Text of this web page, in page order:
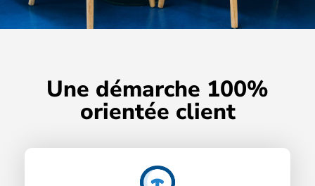
Une démarche 100%
orientée client